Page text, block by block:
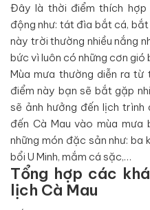
Đây là thời điểm thích
động như: tát đìa bắt cá,
này trời thường nhiều nắng
bức vì luôn có những cơn gió
Mùa mưa thường diễn ra từ
điểm này bạn sẽ bắt gặp
sẽ ảnh hưởng đến lịch trình
đến Cà Mau vào mùa
những món đặc sản như:
bổi U Minh, mắm cá sặc,…
Tổng hợp các
lịch Cà Mau